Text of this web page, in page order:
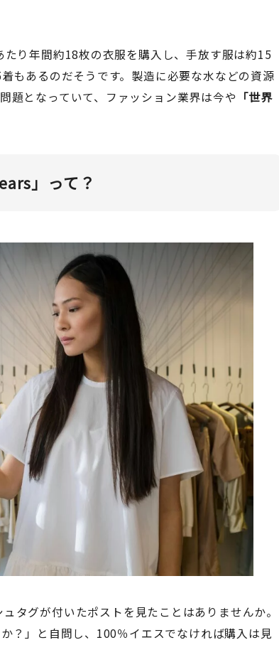
り年間約18枚の衣服を購入し、手放す服は約15
もあるのだそうです。製造に必要な水などの資源
題となっていて、ファッション業界は今や 「世界
」って？
タグが付いたポストを見たことはありませんか。
？」と自問し、100％イエスでなければ購入は見